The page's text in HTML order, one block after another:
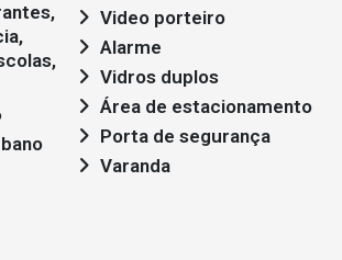
Video porteiro
Alarme
Vidros duplos
Área de estacionamento
Porta de segurança
Varanda